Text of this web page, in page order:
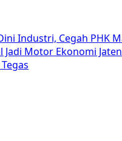
Industri, Cegah PHK
Jadi Motor Ekonomi